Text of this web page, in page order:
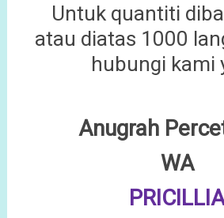
Untuk quantiti
atau diatas 1000
hubungi kami
Anugrah
WA